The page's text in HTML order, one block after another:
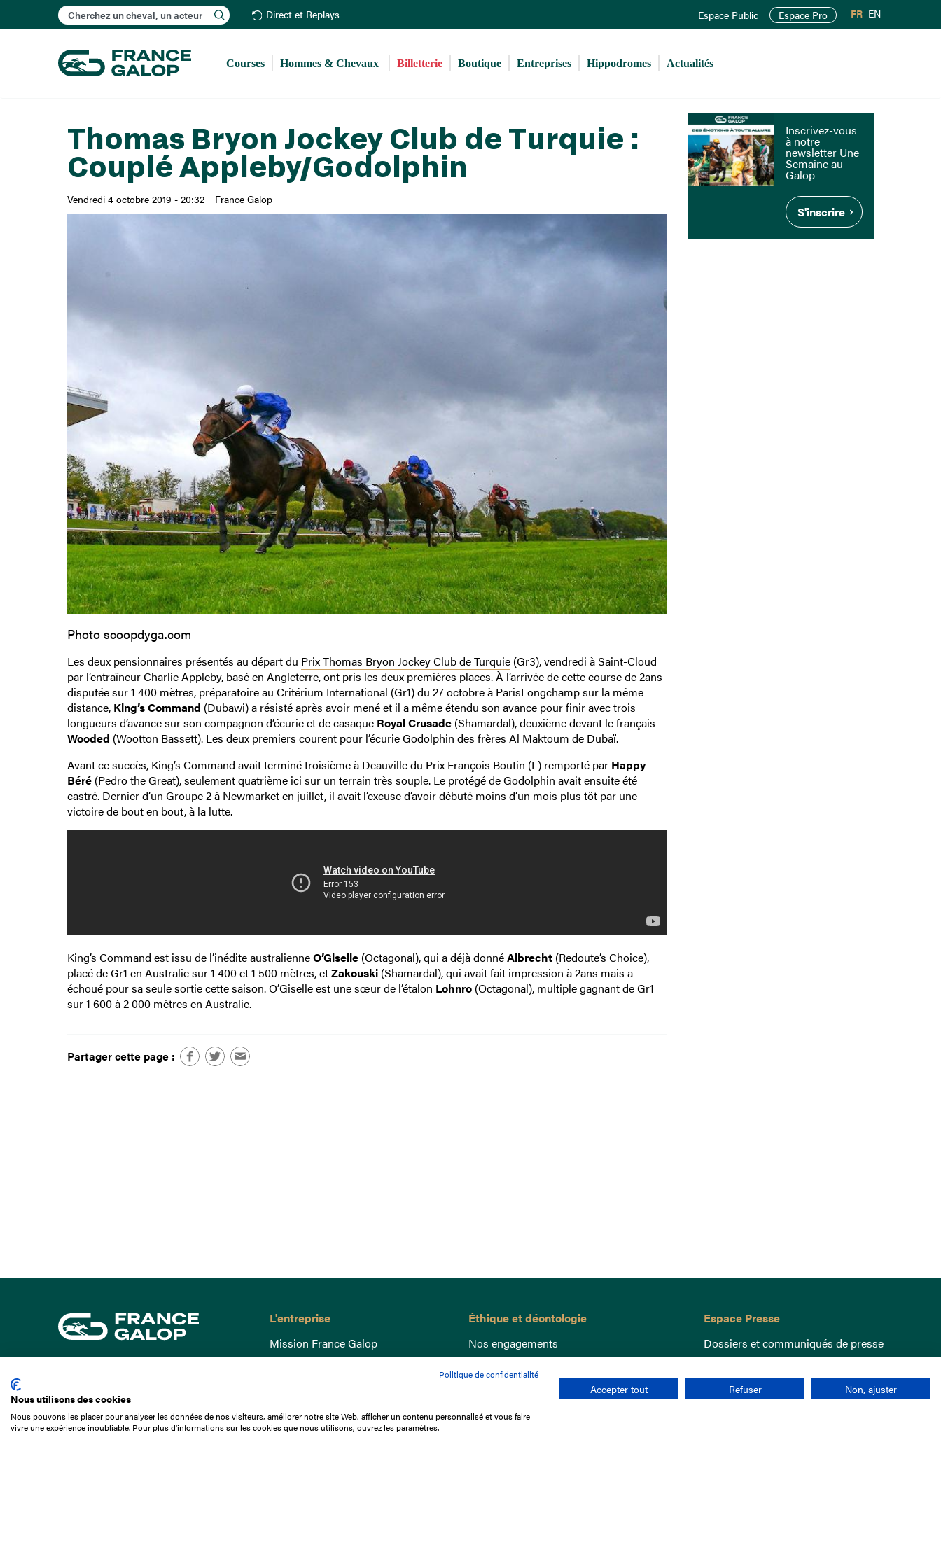
au
principal
Rechercher Direct et Replays Espace Public Espace Pro FR EN
Courses Hommes & Chevaux Billetterie Boutique Entreprises Hippodromes Actualités
Thomas Bryon Jockey Club de Turquie :
Couplé Appleby/Godolphin
Vendredi 4 octobre 2019 - 20:32 France Galop
Photo scoopdyga.com
Les deux pensionnaires présentés au départ du Prix Thomas Bryon Jockey Club de Turquie(Gr3), vendredi à Saint-Cloud
par l’entraîneur Charlie Appleby, basé en Angleterre, ont pris les deux premières places. À l’arrivée de cette course de 2ans
disputée sur 1 400 mètres, préparatoire au Critérium International (Gr1) du 27 octobre à ParisLongchamp sur la même
distance, King’s Command (Dubawi) a résisté après avoir mené et il a même étendu son avance pour finir avec trois
longueurs d’avance sur son compagnon d’écurie et de casaque Royal Crusade(Shamardal), deuxième devant le français
Wooded (Wootton Bassett). Les deux premiers courent pour l’écurie Godolphin des frères Al Maktoum de Dubaï.
Avant ce succès, King’s Command avait terminé troisième à Deauville du Prix François Boutin (L) remporté par Happy
Béré(Pedro the Great), seulement quatrième ici sur un terrain très souple. Le protégé de Godolphin avait ensuite été
castré. Dernier d’un Groupe 2 à Newmarket en juillet, il avait l’excuse d’avoir débuté moins d’un mois plus tôt par une
victoire de bout en bout, à la lutte.
King’s Command est issu de l’inédite australienneO’Giselle(Octagonal), qui a déjà donnéAlbrecht(Redoute’s Choice),
placé de Gr1 en Australie sur 1 400 et 1 500 mètres, etZakouski(Shamardal), qui avait fait impression à 2ans mais a
échoué pour sa seule sortie cette saison. O’Giselle est une sœur de l’étalon Lohnro(Octagonal), multiple gagnant de Gr1
sur 1 600 à 2 000 mètres en Australie.
Partager cette page :
Inscrivez-vous
à notre
newsletter Une
Semaine au
Galop
S'inscrire
01 49 10 20 29
L'entreprise
Mission France Galop
Gouvernance
Comprendre les courses
Docuthèque
Éthique et déontologie
Nos engagements
Lutte anti-dopage
Bien être equin
Index Egalité Femmes-Hommes
Jeu responsable
Espace Presse
Dossiers et communiqués de presse
Politique de confidentialité
Nous utilisons des cookies
Nous pouvons les placer pour analyser les données de nos visiteurs, améliorer notre site Web, afficher un contenu personnalisé et vous faire
vivre une expérience inoubliable. Pour plus d'informations sur les cookies que nous utilisons, ouvrez les paramètres.
Accepter tout Refuser Non, ajuster